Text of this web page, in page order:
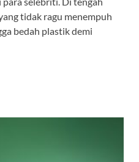
tidak ragu menempuh
bedah plastik demi